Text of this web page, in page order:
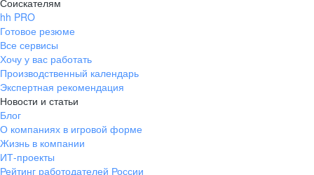
Соискателям
hh PRO
Готовое резюме
Все сервисы
Хочу у вас работать
Производственный календарь
Экспертная рекомендация
Новости и статьи
Блог
О компаниях в игровой форме
Жизнь в компании
ИТ-проекты
Рейтинг работодателей России